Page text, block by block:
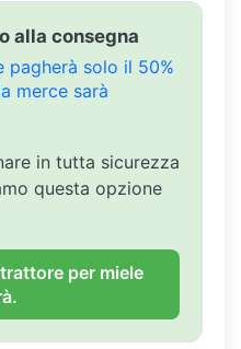
alla consegna
pagherà solo il 50%
merce sarà
in tutta sicurezza
questa opzione
per miele